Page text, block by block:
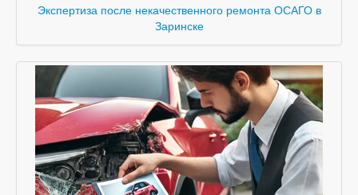
Экспертиза после некачественного ремонта ОСАГО в
Заринске